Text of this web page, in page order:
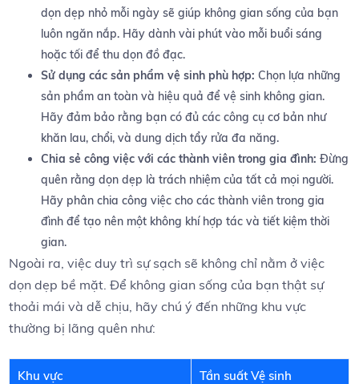
dọn ⁣dẹp nhỏ mỗi ngày sẽ giúp không gian sống của bạn
luôn ngăn nắp. Hãy​ dành vài phút vào‍ mỗi buổi sáng
hoặc tối để thu dọn‌ đồ đạc.
Sử‌ dụng các sản phẩm vệ ⁢sinh phù hợp: ⁣Chọn lựa những
sản phẩm an toàn và hiệu‌ quả ‌để vệ sinh ​không gian. ​
Hãy đảm bảo rằng⁣ bạn ⁣có đủ⁢ các ‍công‌ cụ ⁤cơ bản như
khăn‍ lau, chổi, và dung dịch tẩy rửa đa‌ năng.
Chia⁢ sẻ công việc với‌ các thành viên⁢ trong gia đình: ⁤Đừng
quên rằng ‍dọn dẹp là ‌trách ⁣nhiệm⁤ của ‌tất cả ⁤mọi người.
Hãy phân⁤ chia công việc⁣ cho các thành viên trong gia
đình​ để tạo nên một không khí hợp tác và⁢ tiết kiệm thời
gian.
Ngoài ra, việc duy trì sự sạch sẽ ​không chỉ nằm ở việc
dọn dẹp​ bề mặt.​ Để không gian sống của bạn thật sự
thoải⁤ mái và dễ chịu, hãy‍ chú ý đến những khu vực ​
thường ‍bị lãng quên⁣ như:
Khu⁤ vực Tần suất ‍Vệ sinh